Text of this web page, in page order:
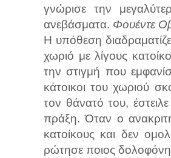
γνώρισε την
ανεβάσματα. Φουέντε
Η υπόθεση
χωριό με λίγους
την στιγμή που
κάτοικοι του χωριού
τον θάνατό του,
πράξη. Όταν ο
κατοίκους και δεν
ρώτησε ποιος